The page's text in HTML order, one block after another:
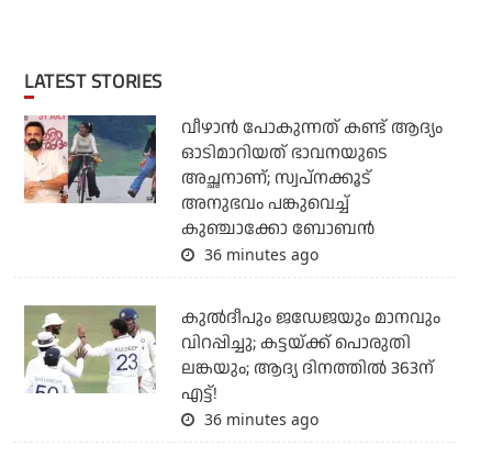
LATEST STORIES
വീഴാന്‍ പോകുന്നത് കണ്ട് ആദ്യം
ഓടിമാറിയത് ഭാവനയുടെ
അച്ഛനാണ്; സ്വപ്‌നക്കൂട്
അനുഭവം പങ്കുവെച്ച്
കുഞ്ചാക്കോ ബോബന്‍
36 minutes ago
കുല്‍ദീപും ജഡേജയും മാനവും
വിറപ്പിച്ചു; കട്ടയ്ക്ക് പൊരുതി
ലങ്കയും; ആദ്യ ദിനത്തില്‍ 363ന്
എട്ട്!
36 minutes ago